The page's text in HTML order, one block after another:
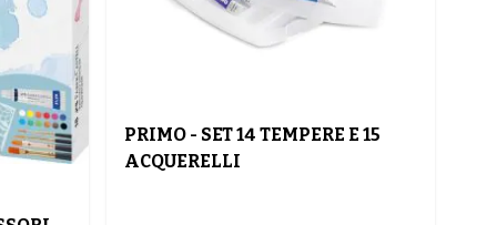
PRIMO - SET 14 TEMPERE E 15
ACQUERELLI